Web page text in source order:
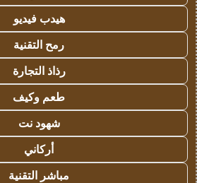
هيدب فيديو
رمح التقنية
رذاذ التجارة
طعم وكيف
شهود نت
أركاني
مباشر التقنية